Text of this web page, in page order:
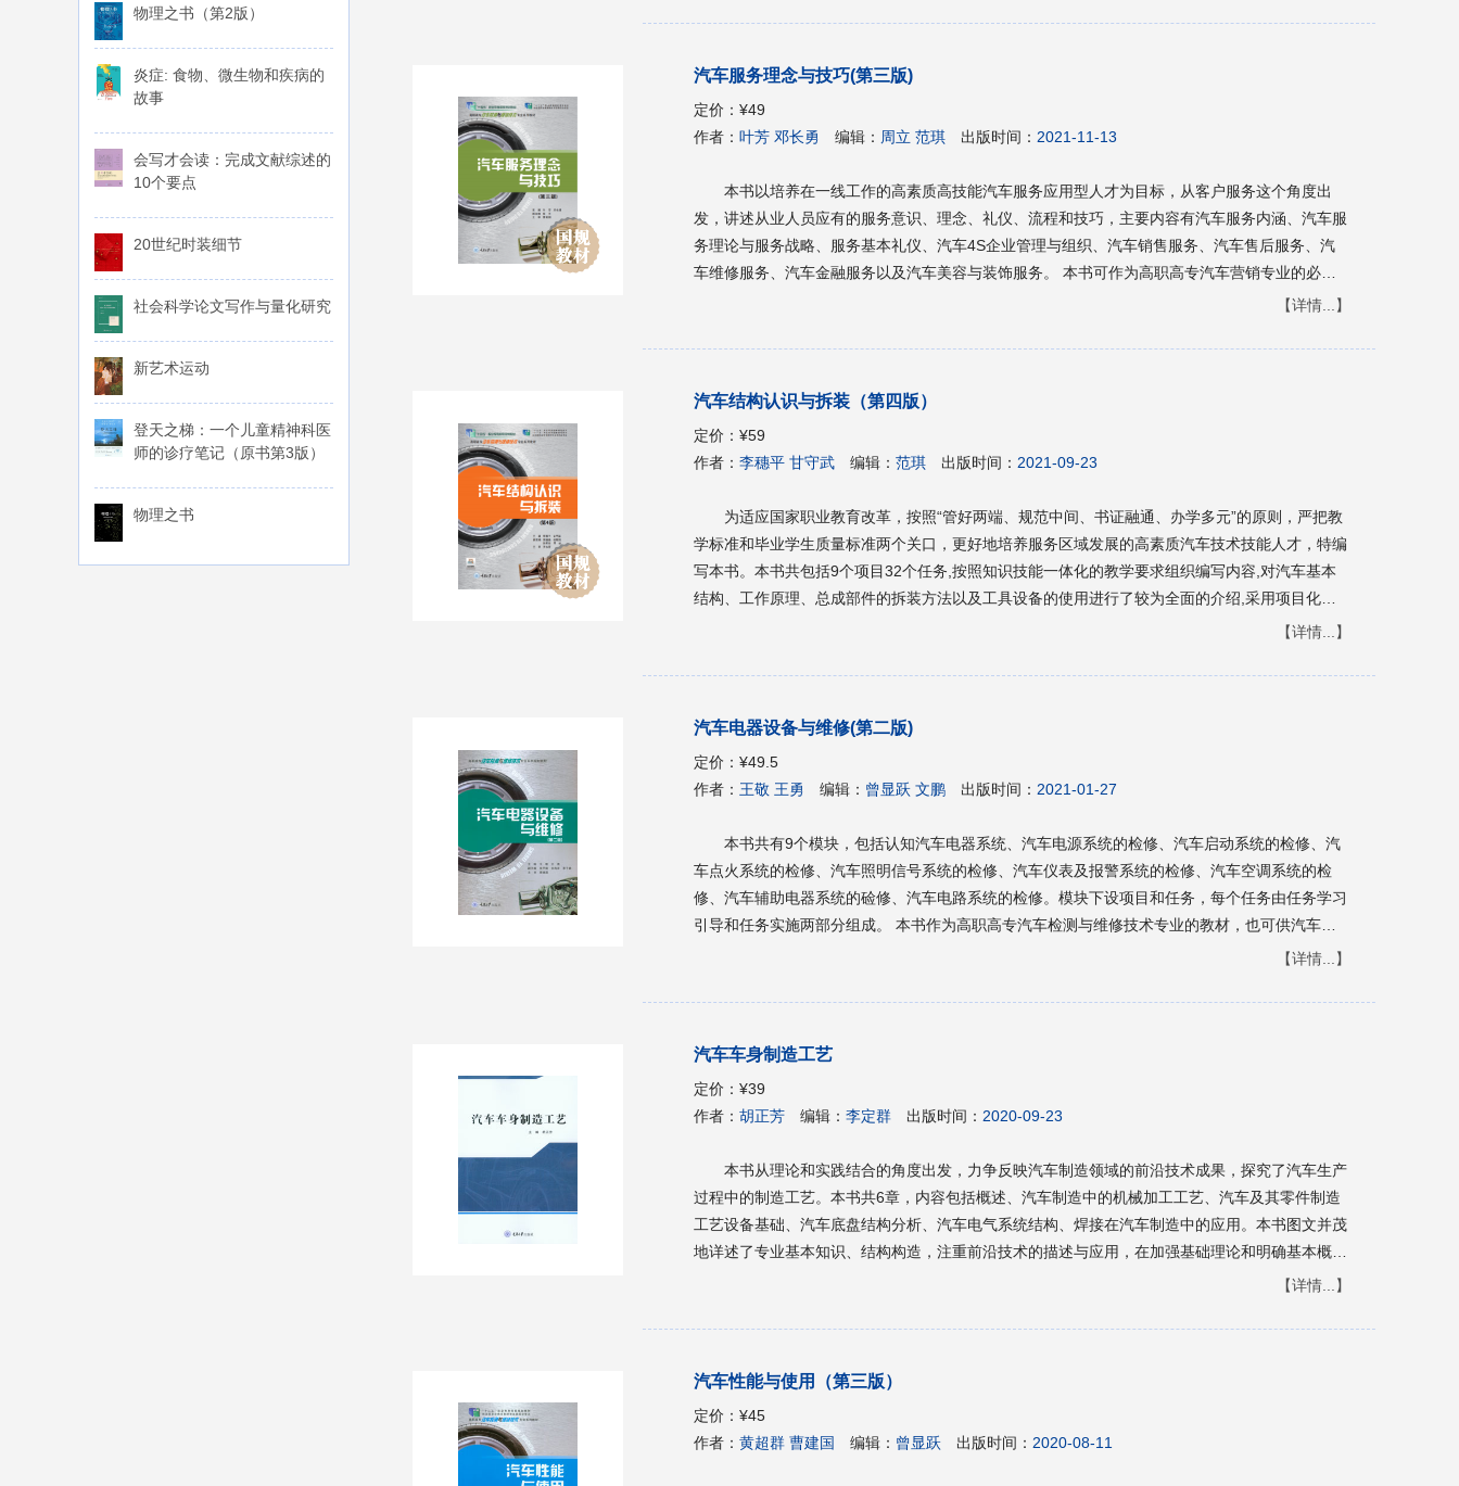
物理之书（第2版）
炎症: 食物、微生物和疾病的
故事
会写才会读：完成文献综述的
10个要点
20世纪时装细节
社会科学论文写作与量化研究
新艺术运动
登天之梯：一个儿童精神科医
师的诊疗笔记（原书第3版）
物理之书
专汽车专业学生的学习用书，也可作为汽车维修、服务专业人员的培训用书。<br>
汽车服务理念与技巧(第三版)
定价：¥49
作者：叶芳 邓长勇 编辑： 周立 范琪 出版时间： 2021-11-13
本书以培养在一线工作的高素质高技能汽车服务应用型人才为目标，从客户服务这个角度出
发，讲述从业人员应有的服务意识、理念、礼仪、流程和技巧，主要内容有汽车服务内涵、汽车服
务理论与服务战略、服务基本礼仪、汽车4S企业管理与组织、汽车销售服务、汽车售后服务、汽
车维修服务、汽车金融服务以及汽车美容与装饰服务。 本书可作为高职高专汽车营销专业的必修
课教材，也可作为汽车制造、汽车维修专业的选修课教材，还可作为汽车后市场企业人员的工作参
【详情...】
汽车结构认识与拆装（第四版）
定价：¥59
作者：李穗平 甘守武 编辑：范琪 出版时间：2021-09-23
为适应国家职业教育改革，按照“管好两端、规范中间、书证融通、办学多元”的原则，严把教
学标准和毕业学生质量标准两个关口，更好地培养服务区域发展的高素质汽车技术技能人才，特编
写本书。本书共包括9个项目32个任务,按照知识技能一体化的教学要求组织编写内容,对汽车基本
结构、工作原理、总成部件的拆装方法以及工具设备的使用进行了较为全面的介绍,采用项目化的
编写格式,将各项目分解为多个可实施的任务,每个任务均包括能力标准、任务描述、相关知识及任
容，强化学生实训，每个项目附加知识拓展;同时配套工作任务单、能力鉴定表和信息反馈表,具有
实现教与学的互动,教学相长。 本书可作为高等职业院校、成人教育等汽车类专业的教材,也可供汽
车制造企业、汽车运输企业、汽车维修企业的技术人员参考。
【详情...】
汽车电器设备与维修(第二版)
定价：¥49.5
作者： 王敬 王勇 编辑： 曾显跃 文鹏 出版时间： 2021-01-27
本书共有9个模块，包括认知汽车电器系统、汽车电源系统的检修、汽车启动系统的检修、汽
车点火系统的检修、汽车照明信号系统的检修、汽车仪表及报警系统的检修、汽车空调系统的检
修、汽车辅助电器系统的硷修、汽车电路系统的检修。模块下设项目和任务，每个任务由任务学习
引导和任务实施两部分组成。 本书作为高职高专汽车检测与维修技术专业的教材，也可供汽车维
【详情...】
汽车车身制造工艺
定价：¥39
作者：胡正芳 编辑：李定群 出版时间： 2020-09-23
本书从理论和实践结合的角度出发，力争反映汽车制造领域的前沿技术成果，探究了汽车生产
过程中的制造工艺。本书共6章，内容包括概述、汽车制造中的机械加工工艺、汽车及其零件制造
工艺设备基础、汽车底盘结构分析、汽车电气系统结构、焊接在汽车制造中的应用。本书图文并茂
地详述了专业基本知识、结构构造，注重前沿技术的描述与应用，在加强基础理论和明确基本概念
【详情...】
汽车性能与使用（第三版）
定价：¥45
作者：黄超群 曹建国 编辑： 曾显跃 出版时间： 2020-08-11